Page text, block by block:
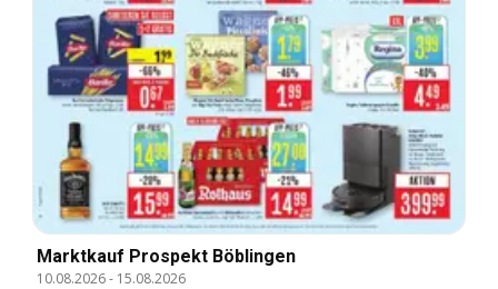
Marktkauf Prospekt Böblingen
10.08.2026- 15.08.2026